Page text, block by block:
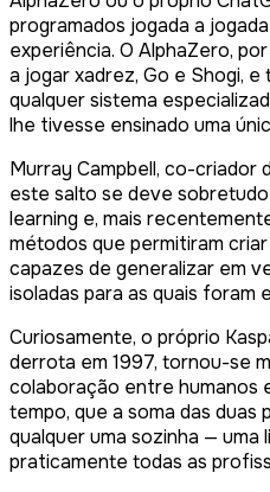
programados jogada a
experiência. O AlphaZero,
a jogar xadrez, Go e Shogi,
qualquer sistema
lhe tivesse ensinado uma
Murray Campbell, co-criador
este salto se deve
learning e, mais
métodos que permitiram
capazes de generalizar em
isoladas para as quais foram
Curiosamente, o próprio
derrota em 1997, tornou-se
colaboração entre humanos
tempo, que a soma das duas
qualquer uma sozinha — uma
praticamente todas as